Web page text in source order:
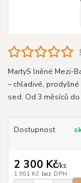
MartyS lněné Mezi-
– chladivé,
sed. Od 3 měsíců
Dostupnost
2 300 Kč/ks
1 901 Kč bez DPH